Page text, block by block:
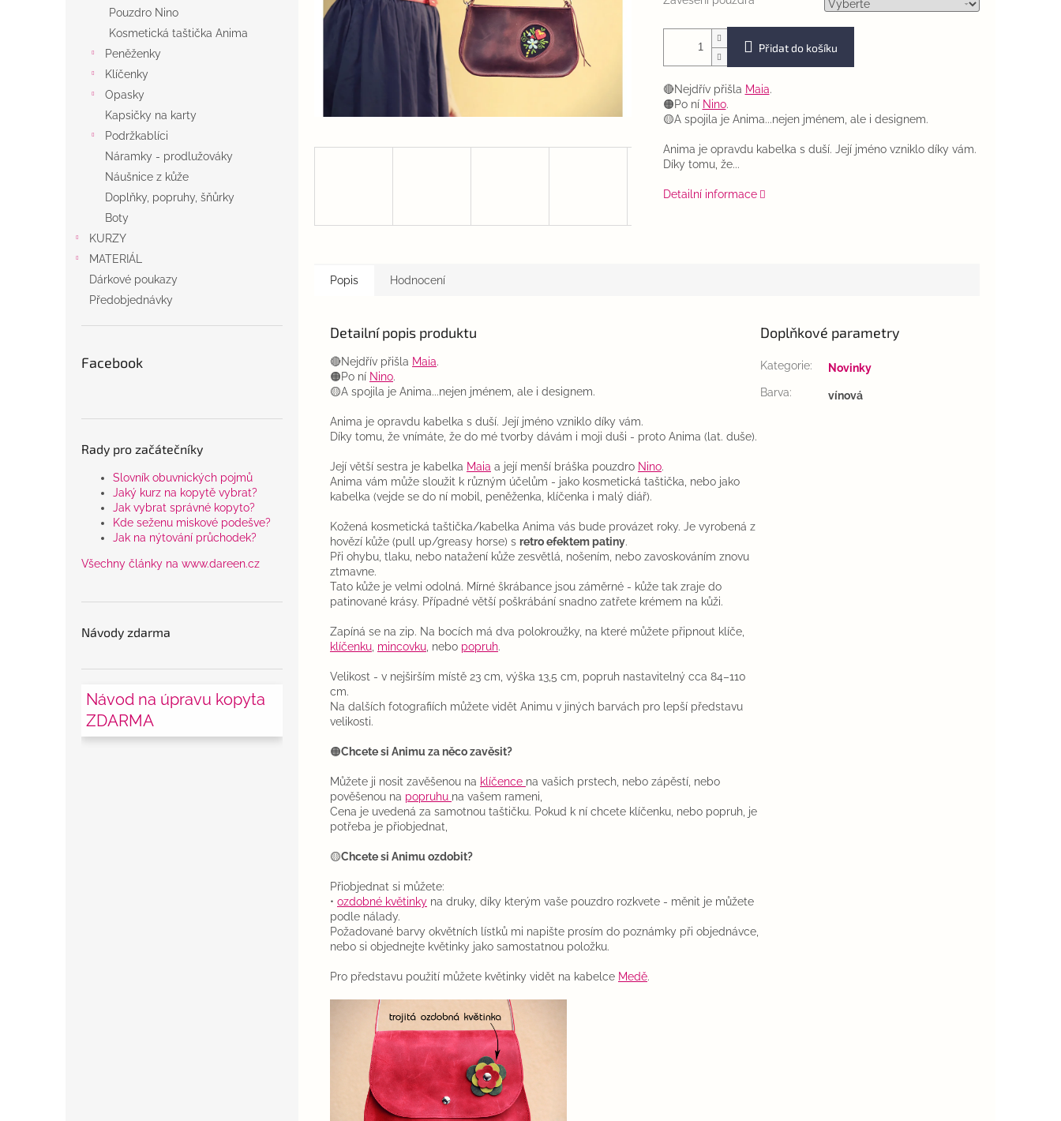
Pouzdro Nino
Kosmetická taštička Anima
Peněženky
Klíčenky
Opasky
Kapsičky na karty
Podržkablíci
Náramky - prodlužováky
Náušnice z kůže
Doplňky, popruhy, šňůrky
Boty
KURZY
MATERIÁL
Dárkové poukazy
Předobjednávky
Facebook
Rady pro začátečníky
Slovník obuvnických pojmů
Jaký kurz na kopytě vybrat?
Jak vybrat správné kopyto?
Kde seženu miskové podešve?
Jak na nýtování průchodek?
Všechny články na www.dareen.cz
Návody zdarma
Návod na úpravu kopyta
ZDARMA
Přidat do košíku
🔴Nejdřív přišla Maia.
🟠Po ní Nino.
🟡A spojila je Anima...nejen jménem, ale i designem.
Anima je opravdu kabelka s duší. Její jméno vzniklo díky vám.
Díky tomu, že...
Detailní informace
Popis Hodnocení
Detailní popis produktu
🔴Nejdřív přišla Maia.
🟠Po ní Nino.
🟡A spojila je Anima...nejen jménem, ale i designem.
Anima je opravdu kabelka s duší. Její jméno vzniklo díky vám.
Díky tomu, že vnímáte, že do mé tvorby dávám i moji duši - proto Anima (lat. duše).
Její větší sestra je kabelka Maia a její menší bráška pouzdro Nino.
Anima vám může sloužit k různým účelům - jako kosmetická taštička, nebo jako
kabelka (vejde se do ní mobil, peněženka, klíčenka i malý diář).
Kožená kosmetická taštička/kabelka Anima vás bude provázet roky. Je vyrobená z
hovězí kůže (pull up/greasy horse) s retro efektem patiny.
Při ohybu, tlaku, nebo natažení kůže zesvětlá, nošením, nebo zavoskováním znovu
ztmavne.
Tato kůže je velmi odolná. Mírné škrábance jsou záměrné - kůže tak zraje do
patinované krásy. Případné větší poškrábání snadno zatřete krémem na kůži.
Zapíná se na zip. Na bocích má dva polokroužky, na které můžete připnout klíče,
klíčenku mincovku , nebo popruh.
Velikost - v nejširším místě 23 cm, výška 13,5 cm, popruh nastavitelný cca 84–110
cm.
Na dalších fotografiích můžete vidět Animu v jiných barvách pro lepší představu
velikosti.
🟠Chcete si Animu za něco zavěsit?
Můžete ji nosit zavěšenou na klíčence na vašich prstech, nebo zápěstí, nebo
pověšenou na popruhu na vašem rameni,
Cena je uvedená za samotnou taštičku. Pokud k ní chcete klíčenku, nebo popruh, je
potřeba je přiobjednat,
🟡Chcete si Animu ozdobit?
Přiobjednat si můžete:
• ozdobné květinky na druky, díky kterým vaše pouzdro rozkvete - měnit je můžete
podle nálady.
Požadované barvy okvětních lístků mi napište prosím do poznámky při objednávce,
nebo si objednejte květinky jako samostatnou položku.
Pro představu použití můžete květinky vidět na kabelce Medě.
Doplňkové parametry
Kategorie:
Novinky
Barva: vínová